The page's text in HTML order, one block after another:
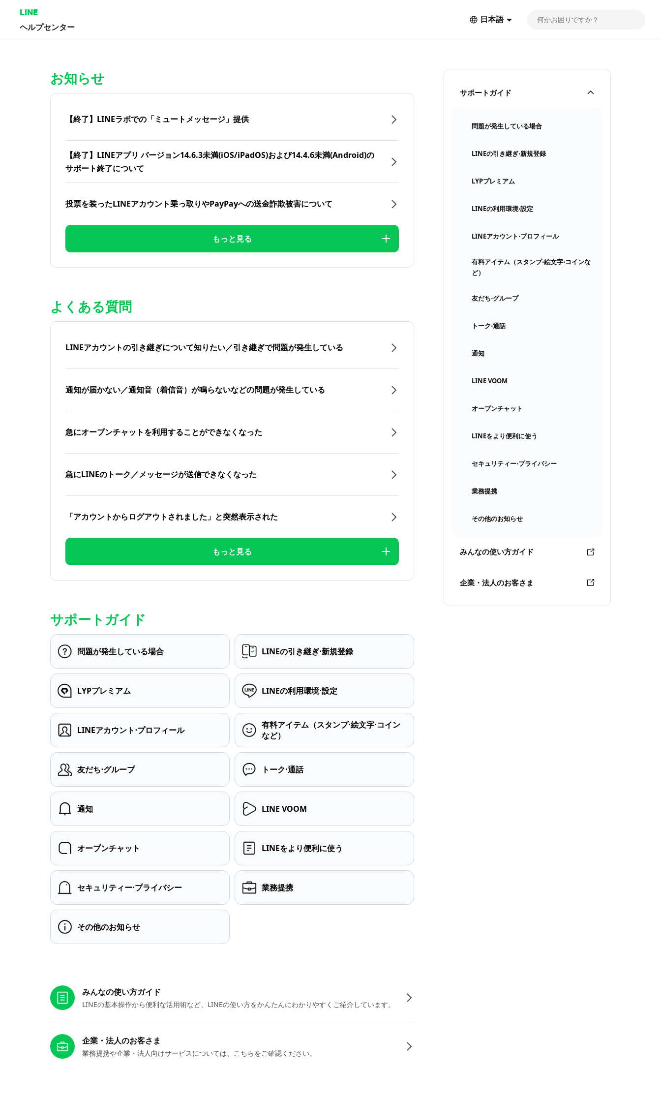
LINE
ヘルプセンター
日本語
サポートガイド
問題が発生している場合
LINEの引き継ぎ⋅新規登録
LYPプレミアム
LINEの利用環境⋅設定
LINEアカウント⋅プロフィール
有料アイテム（スタンプ⋅絵文字⋅コインな
ど）
友だち⋅グループ
トーク⋅通話
通知
LINE VOOM
オープンチャット
LINEをより便利に使う
セキュリティー⋅プライバシー
業務提携
その他のお知らせ
みんなの使い方ガイド
企業・法人のお客さま
お知らせ
【終了】LINEラボでの「ミュートメッセージ」提供
【終了】LINEアプリ バージョン14.6.3未満(iOS/iPadOS)および14.4.6未満(Android)の
サポート終了について
投票を装ったLINEアカウント乗っ取りやPayPayへの送金詐欺被害について
もっと見る
よくある質問
LINEアカウントの引き継ぎについて知りたい／引き継ぎで問題が発生している
通知が届かない／通知音（着信音）が鳴らないなどの問題が発生している
急にオープンチャットを利用することができなくなった
急にLINEのトーク／メッセージが送信できなくなった
「アカウントからログアウトされました」と突然表示された
もっと見る
サポートガイド
問題が発生している場合 LINEの引き継ぎ⋅新規登録
LYPプレミアム LINEの利用環境⋅設定
LINEアカウント⋅プロフィール
有料アイテム（スタンプ⋅絵文字⋅コイン
など）
友だち⋅グループ トーク⋅通話
通知 LINE VOOM
オープンチャット LINEをより便利に使う
セキュリティー⋅プライバシー 業務提携
その他のお知らせ
みんなの使い方ガイド
LINEの基本操作から便利な活用術など、LINEの使い方をかんたんにわかりやすくご紹介しています。
企業・法人のお客さま
業務提携や企業・法人向けサービスについては、こちらをご確認ください。